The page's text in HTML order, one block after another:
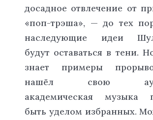
досадное отвлечение от
«поп-трэша», — до тех
наследующие идеи
будут оставаться в тени.
знает примеры
нашёл свою
академическая музыка
быть уделом избранных.